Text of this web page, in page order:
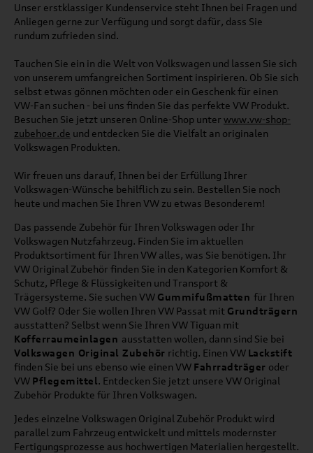
Unser erstklassiger Kundenservice steht Ihnen bei Fragen und
Anliegen gerne zur Verfügung und sorgt dafür, dass Sie
rundum zufrieden sind.
Tauchen Sie ein in die Welt von Volkswagen und lassen Sie sich
von unserem umfangreichen Sortiment inspirieren. Ob Sie sich
selbst etwas gönnen möchten oder ein Geschenk für einen
VW-Fan suchen - bei uns finden Sie das perfekte VW Produkt.
Besuchen Sie jetzt unseren Online-Shop unter www.vw-shop-
zubehoer.de und entdecken Sie die Vielfalt an originalen
Volkswagen Produkten.
Wir freuen uns darauf, Ihnen bei der Erfüllung Ihrer
Volkswagen-Wünsche behilflich zu sein. Bestellen Sie noch
heute und machen Sie Ihren VW zu etwas Besonderem!
Das passende Zubehör für Ihren Volkswagen oder Ihr
Volkswagen Nutzfahrzeug. Finden Sie im aktuellen
Produktsortiment für Ihren VW alles, was Sie benötigen. Ihr
VW Original Zubehör finden Sie in den Kategorien Komfort &
Schutz, Pflege & Flüssigkeiten und Transport &
Trägersysteme. Sie suchen VW Gummifußmatten für Ihren
VW Golf? Oder Sie wollen Ihren VW Passat mit Grundträgern
ausstatten? Selbst wenn Sie Ihren VW Tiguan mit
Kofferraumeinlagen ausstatten wollen, dann sind Sie bei
Volkswagen Original Zubehör richtig. Einen VW Lackstift
finden Sie bei uns ebenso wie einen VW Fahrradträger oder
VW Pflegemittel. Entdecken Sie jetzt unsere VW Original
Zubehör Produkte für Ihren Volkswagen.
Jedes einzelne Volkswagen Original Zubehör Produkt wird
parallel zum Fahrzeug entwickelt und mittels modernster
Fertigungsprozesse aus hochwertigen Materialien hergestellt.